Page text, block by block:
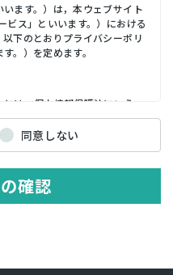
ます。）は，本ウェブサイト
ビス」といいます。）における
下のとおりプライバシーポリ
。）を定めます。
は，個人情報保護法にいう
個人に関する情報であって，
所，電話番号，連絡先その他
情報を指します。 プライバシ
いたサービスやご購入いただ
履歴，ユーザーが検索された
方法，ご利用環境，郵便番号
方法）
同意しない
確認